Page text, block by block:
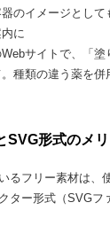
のイメージとして
に
サイトで、「
種類の違う薬を
SVG形式のメリ
るフリー素材は、
ター形式（SVGフ